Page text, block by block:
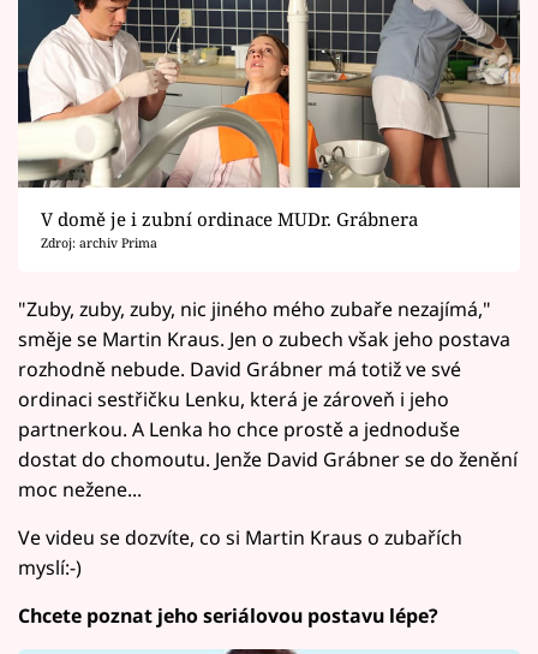
V domě je i zubní ordinace MUDr. Grábnera
Zdroj: archiv Prima
"Zuby, zuby, zuby, nic jiného mého zubaře nezajímá,"
směje se Martin Kraus. Jen o zubech však jeho postava
rozhodně nebude. David Grábner má totiž ve své
ordinaci sestřičku Lenku, která je zároveň i jeho
partnerkou. A Lenka ho chce prostě a jednoduše
dostat do chomoutu. Jenže David Grábner se do ženění
moc nežene...
Ve videu se dozvíte, co si Martin Kraus o zubařích
myslí:-)
Chcete poznat jeho seriálovou postavu lépe?